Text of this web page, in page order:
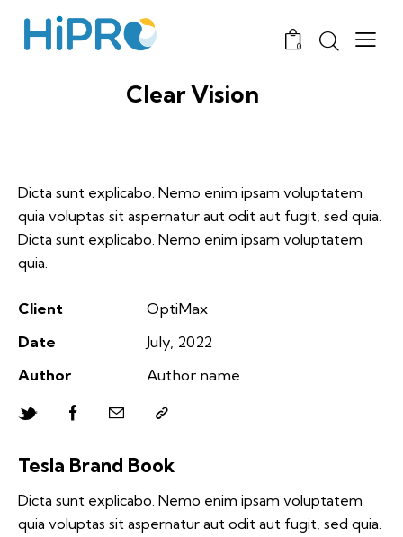
0
Clear Vision
Dicta sunt explicabo. Nemo enim ipsam voluptatem
quia voluptas sit aspernatur aut odit aut fugit, sed quia.
Dicta sunt explicabo. Nemo enim ipsam voluptatem
quia.
Client
OptiMax
Date
July, 2022
Author
Author name
Tesla Brand Book
Dicta sunt explicabo. Nemo enim ipsam voluptatem
quia voluptas sit aspernatur aut odit aut fugit, sed quia.